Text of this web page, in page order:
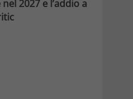
2027 e l’addio a